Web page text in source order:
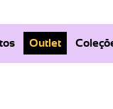
Outlet